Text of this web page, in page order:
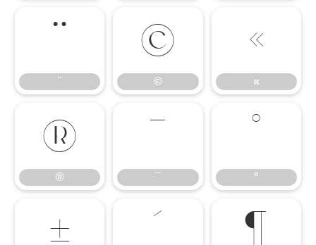
¨
¨
©
©
«
«
®
® ¯
°
°
± ¶